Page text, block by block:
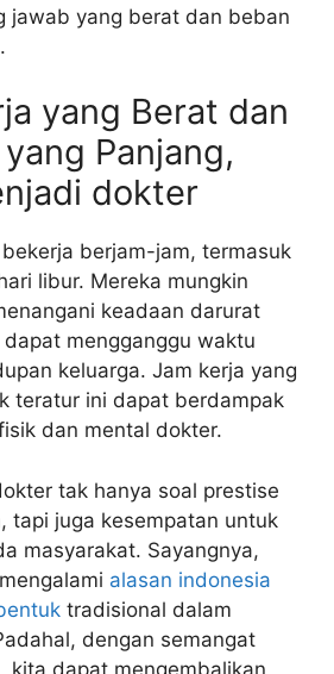
jawab yang berat dan beban
yang Berat dan
Panjang,
dokter
berjam-jam, termasuk
libur. Mereka mungkin
keadaan darurat
mengganggu waktu
keluarga. Jam kerja yang
teratur ini dapat berdampak
dan mental dokter.
tak hanya soal prestise
tapi juga kesempatan untuk
masyarakat. Sayangnya,
alasan indonesia
tradisional dalam
dengan semangat
kita dapat mengembalikan